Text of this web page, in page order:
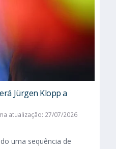
Jürgen Klopp a
atualização: 27/07/2026
uma sequência de